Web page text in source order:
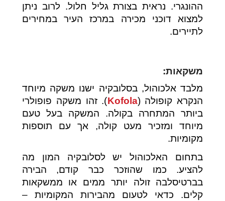
ההונגרי. נראית בצורת גליל חלול. לרוב ניתן
למצוא דוכני מכירה במרכז העיר במחירים
לתיירים.
משקאות:
מלבד אלכוהול, בסלובקיה ישנו משקה מיוחד
הנקרא קופולה (Kofola). זהו משקה פופולרי
ביותר המתחרה בקולה. המשקה בעל טעם
מיוחד ומזכיר מעט קולה, אך עם תוספות
מקומיות.
בתחום האלכוהול יש לסלובקיה המון מה
להציע. כמו שהוזכר כבר קודם, הבירה
בברטיסלבה זולה יותר ממים או ממשקאות
קלים. כדאי לטעום מהבירות המקומיות –